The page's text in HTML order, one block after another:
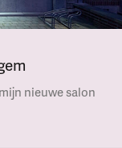
nieuwe salon